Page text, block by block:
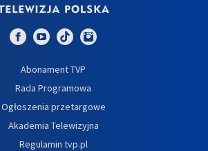
Abonament TVP
Rada Programowa
Ogłoszenia przetargowe
Akademia Telewizyjna
Regulamin tvp.pl